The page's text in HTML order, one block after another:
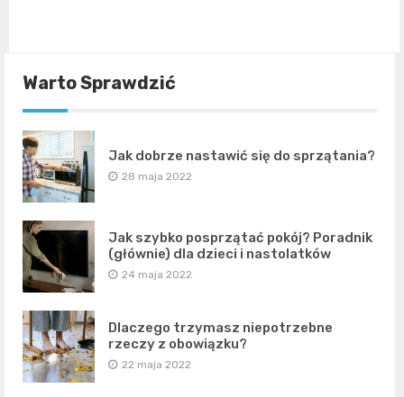
Warto Sprawdzić
Jak dobrze nastawić się do sprzątania?
28 maja 2022
Jak szybko posprzątać pokój? Poradnik
(głównie) dla dzieci i nastolatków
24 maja 2022
Dlaczego trzymasz niepotrzebne
rzeczy z obowiązku?
22 maja 2022